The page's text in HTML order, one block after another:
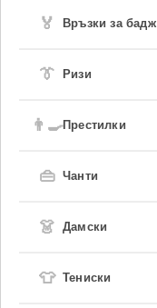
🏅 Връзки за бадж
👔 Ризи
👨‍🍳Престилки
👜 Чанти
👗 Дамски
👕 Тениски